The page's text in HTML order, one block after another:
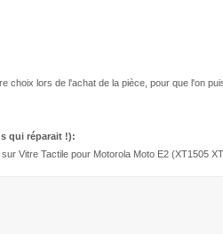
choix lors de l'achat de la pièce, pour que l'on
qui réparait !):
Vitre Tactile pour Motorola Moto E2 (XT1505